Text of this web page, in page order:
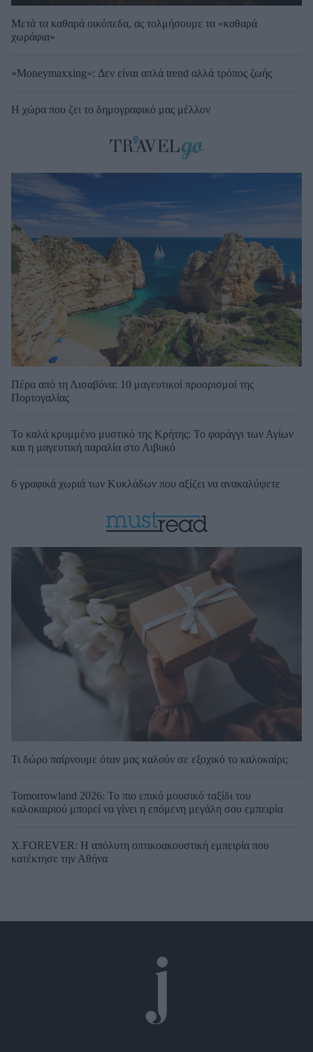
Μετά τα καθαρά οικόπεδα, ας τολμήσουμε τα «καθαρά
χωράφια»
«Moneymaxxing»: Δεν είναι απλά trend αλλά τρόπος ζωής
Η χώρα που ζει το δημογραφικό μας μέλλον
Πέρα από τη Λισαβόνα: 10 μαγευτικοί προορισμοί της
Πορτογαλίας
Το καλά κρυμμένο μυστικό της Κρήτης: Το φαράγγι των Αγίων
και η μαγευτική παραλία στο Λιβυκό
6 γραφικά χωριά των Κυκλάδων που αξίζει να ανακαλύψετε
Τι δώρο παίρνουμε όταν μας καλούν σε εξοχικό το καλοκαίρι;
Tomorrowland 2026: Το πιο επικό μουσικό ταξίδι του
καλοκαιριού μπορεί να γίνει η επόμενη μεγάλη σου εμπειρία
X.FOREVER: Η απόλυτη οπτικοακουστική εμπειρία που
κατέκτησε την Αθήνα